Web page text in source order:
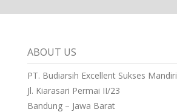
ABOUT US
PT. Budiarsih Excellent Sukses Mandiri
Jl. Kiarasari Permai II/23
Bandung – Jawa Barat